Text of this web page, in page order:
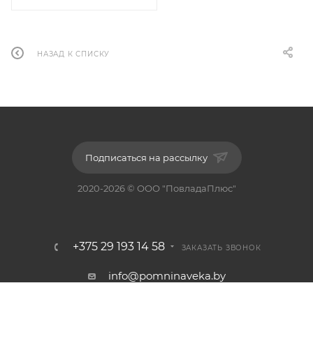
НАЗАД К СПИСКУ
Подписаться на рассылку
2020-2026 © ООО "ПовладаПлюс"
+375 29 193 14 58 ЗАКАЗАТЬ ЗВОНОК
info@pomninaveka.by